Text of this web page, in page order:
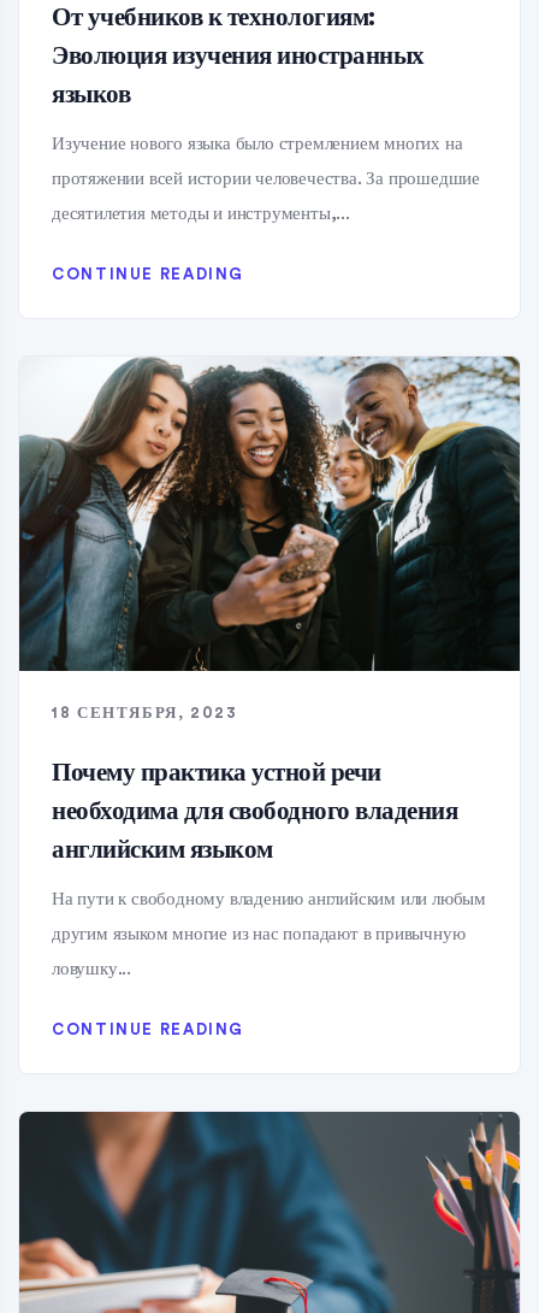
От учебников к технологиям:
Эволюция изучения иностранных
языков
Изучение нового языка было стремлением многих на
протяжении всей истории человечества. За прошедшие
десятилетия методы и инструменты,...
CONTINUE READING
18 СЕНТЯБРЯ, 2023
Почему практика устной речи
необходима для свободного владения
английским языком
На пути к свободному владению английским или любым
другим языком многие из нас попадают в привычную
ловушку...
CONTINUE READING